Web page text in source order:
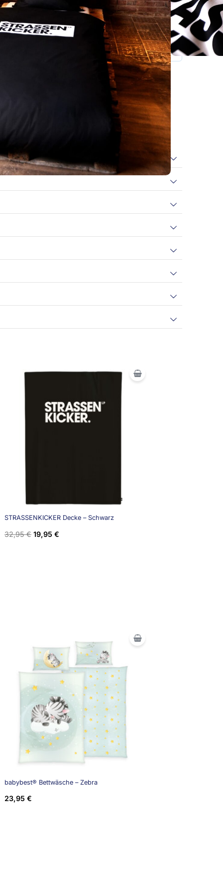
– einfaches Beziehen
STRASSENKICKER Decke – Schwarz
32,95€
Ursprünglicher
32,95 €
19,95 €
Aktueller
19,95 €.
babybest® Bettwäsche – Zebra
23,95 €